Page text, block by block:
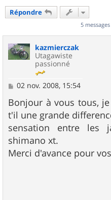
Répondre
5 messages
kazmierczak
Utagawiste
passionné
M
s
s
a
g
e
02 nov. 2008, 15:54
Bonjour à vous tous,
t'il une grande
sensation entre les
shimano xt.
Merci d'avance pour